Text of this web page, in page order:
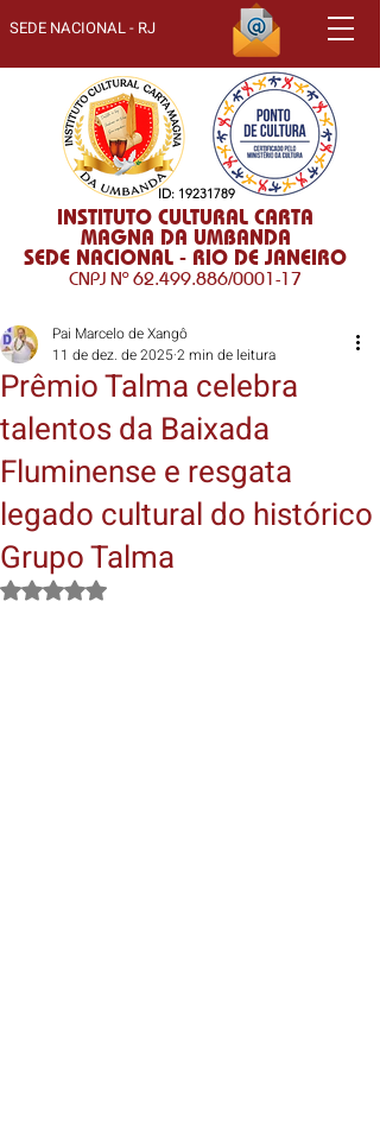
SEDE NACIONAL - RJ
INSTITUTO CULTURAL CARTA
MAGNA DA UMBANDA
SEDE NACIONAL - RIO DE JANEIRO
CNPJ Nº62.499.886/0001-17
ID: 19231789
Prêmio Talma celebra
talentos da Baixada
Fluminense e resgata
legado cultural do histórico
Grupo Talma
Pai Marcelo de Xangô
11 de dez. de 20252 min de leitura
Avaliado com NaN de 5 estrelas.